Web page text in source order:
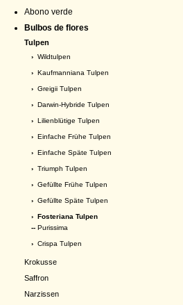
Abono verde
Bulbos de flores
Tulpen
› Wildtulpen
› Kaufmanniana Tulpen
› Greigii Tulpen
› Darwin-Hybride Tulpen
› Lilienblütige Tulpen
› Einfache Frühe Tulpen
› Einfache Späte Tulpen
› Triumph Tulpen
› Gefüllte Frühe Tulpen
› Gefüllte Späte Tulpen
› Fosteriana Tulpen
-- Purissima
› Crispa Tulpen
Krokusse
Saffron
Narzissen